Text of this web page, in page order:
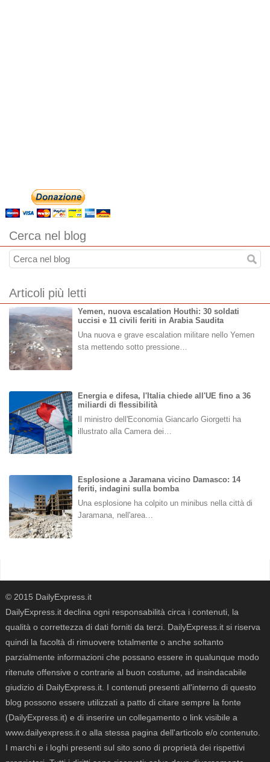
Cerca nel blog
Articoli più letti
Yemen, nuova escalation Houthi: 30 soldati
uccisi e 11 civili feriti in Arabia Saudita
Una nuova e grave escalation militare nello Yemen
sta mettendo sotto pressione…
Energia e difesa, l'Italia chiede all'UE fino a 36
miliardi di flessibilità
Il ministro dell'Economia Giancarlo Giorgetti ha
illustrato alla Camera dei…
Esplosione a Jaramana vicino Damasco: 14
feriti, indagini sulla bomba
Una esplosione ha colpito un minibus nella città di
Jaramana, nell'area…
© 2015 DailyExpress.it
DailyExpress.it declina ogni responsabilità circa i contenuti, la
qualità o correttezza di dati forniti da terzi. DailyExpress.it si riserva
quindi la facoltà di rimuovere totalmente o anche soltanto
parzialmente informazioni che possano essere in qualunque modo
ritenute offensive o contrarie al buon costume, ad insindacabile
giudizio di DailyExpress.it. I contenuti presenti all'interno di questo
blog possono essere utilizzati a patto di citare sempre la fonte
(DailyExpress.it) e di inserire un collegamento o link visibile a
www.dailyexpress.it o alla stessa pagina dell'articolo e/o contenuto.
I marchi e i loghi presenti sul sito sono di proprietà dei rispettivi